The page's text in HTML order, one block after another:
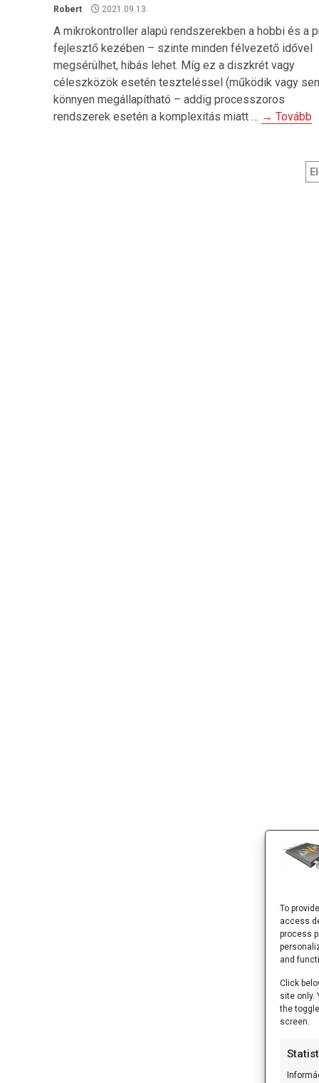
To
access
process
and
Click
site only.
the
screen.
Robert 2021.09.13.
A mikrokontroller alapú rendszerekben a hobbi és a
fejlesztő kezében – szinte minden félvezető idővel
megsérülhet, hibás lehet. Míg ez a diszkrét vagy
céleszközök esetén teszteléssel (működik vagy
könnyen megállapítható – addig processzoros
rendszerek esetén a komplexitás miatt … → Tovább